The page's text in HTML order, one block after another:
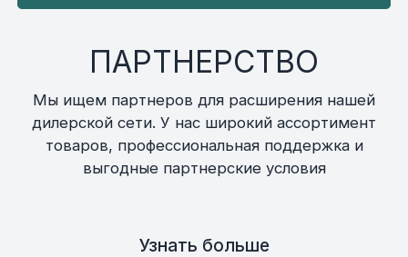
ПАРТНЕРСТВО
Мы ищем партнеров для расширения нашей
дилерской сети. У нас широкий ассортимент
товаров, профессиональная поддержка и
выгодные партнерские условия
Узнать больше